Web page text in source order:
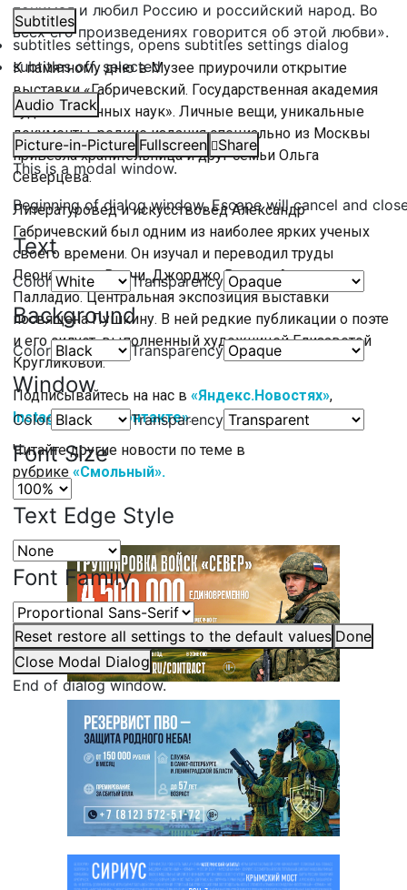
Subtitles
subtitles settings, opens subtitles settings dialog
subtitles off, selected
Audio Track
Picture-in-Picture Fullscreen
Share
This is a modal window.
Beginning of dialog window. Escape will cancel and
Text
Color Transparency
Background
Color Transparency
Window
Color Transparency
Font Size
Text Edge Style
Font Family
Reset restore all settings to the default values Done
Close Modal Dialog
End of dialog window.
понимал и любил Россию и российский народ. Во
всех его произведениях говорится об этой любви».
К памятному дню в Музее приурочили открытие
выставки «Габричевский. Государственная академия
художественных наук». Личные вещи, уникальные
документы, редкие издания специально из Москвы
привезла хранительница и друг семьи Ольга
Северцева.
Литературовед и искусствовед Александр
Габричевский был одним из наиболее ярких ученых
своего времени. Он изучал и переводил труды
Леонардо да Винчи, Джорджо Вазари, Андреа
Палладио. Центральная экспозиция выставки
посвящена Пушкину. В ней редкие публикации о поэте
и его силуэт, выполненный художницей Елизаветой
Кругликовой.
Подписывайтесь на нас в «Яндекс.Новостях»,
Instagramи «ВКонтакте».
Читайте другие новости по теме в
рубрике «Смольный».